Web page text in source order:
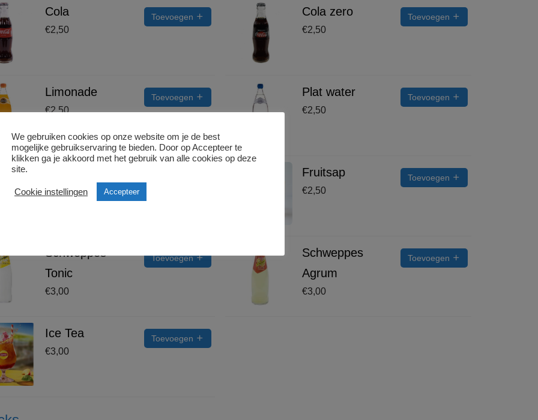
Cola
€2,50
Toevoegen Cola zero
€2,50
Toevoegen
Limonade
€2,50
Toevoegen Plat water
€2,50
Toevoegen
€2,50
Fruitsap
€2,50
Toevoegen
Schweppes
Tonic
€3,00
Toevoegen
Schweppes
Agrum
€3,00
Toevoegen
Ice Tea
€3,00
Toevoegen
We gebruiken cookies op onze website om je de best
mogelijke gebruikservaring te bieden. Door op Accepteer te
klikken ga je akkoord met het gebruik van alle cookies op deze
site.
Cookie instellingen Accepteer